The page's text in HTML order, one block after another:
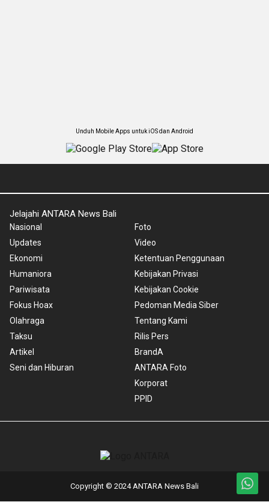
Unduh Mobile Apps untuk iOS dan Android
Jelajahi ANTARA News Bali
Nasional
Updates
Ekonomi
Humaniora
Pariwisata
Fokus Hoax
Olahraga
Taksu
Artikel
Seni dan Hiburan
Foto
Video
Ketentuan Penggunaan
Kebijakan Privasi
Kebijakan Cookie
Pedoman Media Siber
Tentang Kami
Rilis Pers
BrandA
ANTARA Foto
Korporat
PPID
Copyright © 2024 ANTARA News Bali